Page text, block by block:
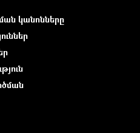
կանոնները